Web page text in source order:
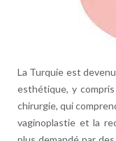
La Turquie est
esthétique, y
chirurgie, qui
vaginoplastie et la